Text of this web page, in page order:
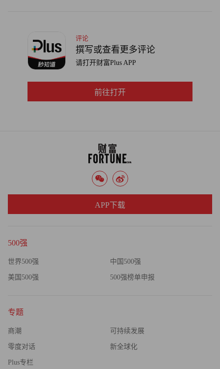
加息的规模和频率，不过目前停止加息不在其考虑范围内。
不过，虽然风险是真实存在的，赞迪也提醒人们不要悲观，
就会成为“自我实现的预言”。他呼吁消费者和企业不要对经
济失去信心。
评论
撰写或查看更多评论
请打开财富Plus APP
前往打开
500强
世界500强 中国500强
美国500强 500强榜单申报
专题
商潮 可持续发展
零度对话 新全球化
Plus专栏
APP下载